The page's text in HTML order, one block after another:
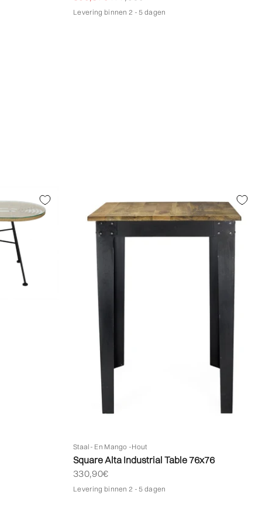
Levering binnen 2 - 5 dagen
Staal- En Mango -hout
Square Alta Industrial Table 76x76
Biedprijs aanbieden
330,90€
Levering binnen 2 - 5 dagen